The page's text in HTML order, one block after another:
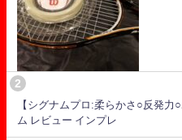
【シグナムプロ:柔らかさ○反発
ム レビュー インプレ